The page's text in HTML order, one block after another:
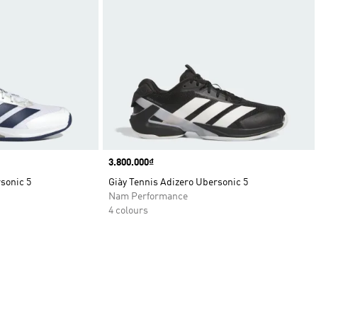
5
Price
3.800.000₫
Giày Tennis Adizero Ubersonic 5
Nam Performance
4 colours